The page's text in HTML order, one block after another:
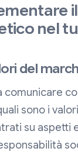
il
nel
del
comunicare
sono i
su aspetti